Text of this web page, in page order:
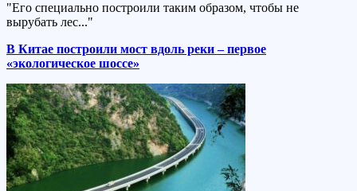
"Его специально построили таким образом, чтобы не
вырубать лес..."
В Китае построили мост вдоль реки – первое
«экологическое шоссе»